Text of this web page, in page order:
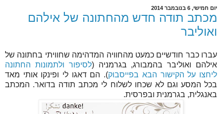
יום חמישי, 6 בנובמבר 2014
מכתב תודה חדש מהחתונה של אילהם
ואוליבר
עברו כבר חודשיים כמעט מהחוויה המדהימה שחוויתי בחתונה של
אילהם ואוליבר בהמבורג, בגרמניה (לסיפור ולתמונות החתונה
ליחצו על הקישור הבא בפייסבוק). הם דאגו לי ופינקו אותי מאד
בכל המסע וגם לא שכחו לשלוח לי מכתב תודה בדואר. המכתב
באנגלית, בגרמנית ובפרסית.